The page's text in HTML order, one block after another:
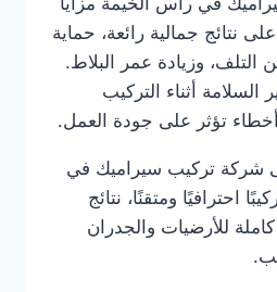
نتائج جمالية رائعة، حماية
التلف، وزيادة عمر البلاط.
السلامة أثناء التركيب
تؤثر على جودة العمل.
شركة تركيب سيراميك في
احترافيًا ومتقنًا، نتائج
للأرضيات والجدران